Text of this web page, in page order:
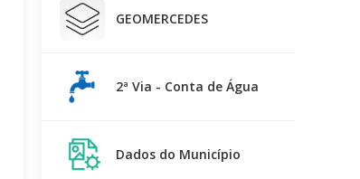
GEOMERCEDES
2ª Via - Conta de Água
Dados do Município